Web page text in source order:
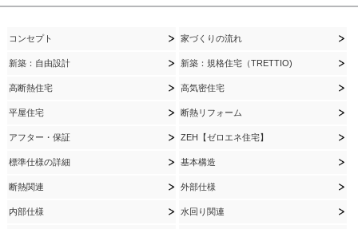
コンセプト 家づくりの流れ
新築：自由設計 新築：規格住宅（TRETTIO)
高断熱住宅 高気密住宅
平屋住宅 断熱リフォーム
アフター・保証 ZEH【ゼロエネ住宅】
標準仕様の詳細 基本構造
断熱関連 外部仕様
内部仕様 水回り関連